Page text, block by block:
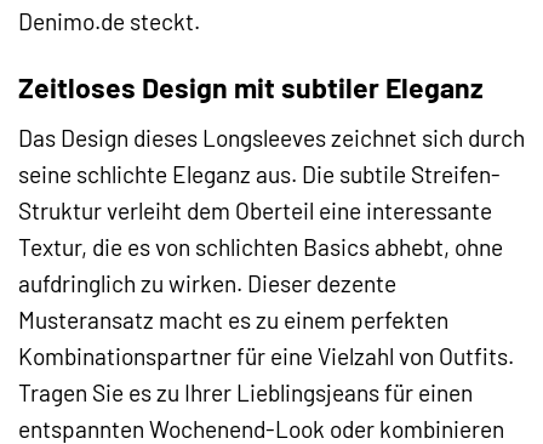
Denimo.de steckt.
Zeitloses Design mit subtiler Eleganz
Das Design dieses Longsleeves zeichnet sich durch
seine schlichte Eleganz aus. Die subtile Streifen-
Struktur verleiht dem Oberteil eine interessante
Textur, die es von schlichten Basics abhebt, ohne
aufdringlich zu wirken. Dieser dezente
Musteransatz macht es zu einem perfekten
Kombinationspartner für eine Vielzahl von Outfits.
Tragen Sie es zu Ihrer Lieblingsjeans für einen
entspannten Wochenend-Look oder kombinieren